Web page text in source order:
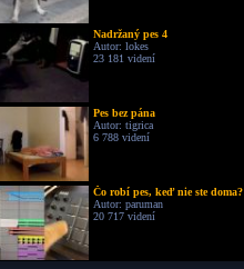
Nadržaný pes 4
Autor: lokes
23 181 videní
Pes bez pána
Autor: tigrica
6 788 videní
Čo robí pes, keď nie ste doma?
Autor: paruman
20 717 videní